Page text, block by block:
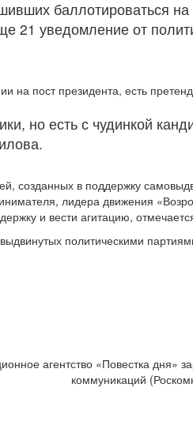
баллотироваться
21 уведомление от
на пост президента, есть
но есть с чудинкой
созданных в поддержку
лидера движения
и вести агитацию,
политическими
агентство «Повестка дня»
коммуникаций